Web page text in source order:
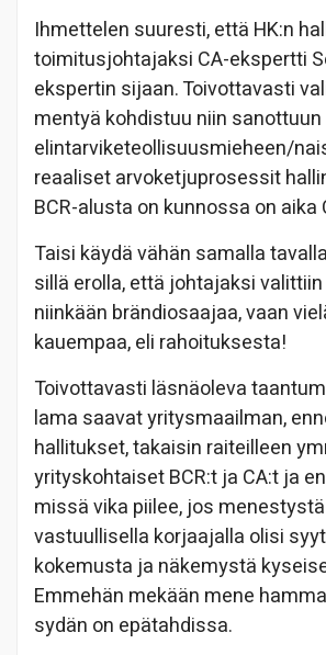
Ihmettelen suuresti, että HK:n
toimitusjohtajaksi CA-ekspertti
ekspertin sijaan. Toivottavasti
mentyä kohdistuu niin sanottuun
elintarviketeollisuusmieheen/
reaaliset arvoketjuprosessit
BCR-alusta on kunnossa on aika
Taisi käydä vähän samalla
sillä erolla, että johtajaksi
niinkään brändiosaajaa, vaan
kauempaa, eli rahoituksesta!
Toivottavasti läsnäoleva
lama saavat yritysmaailman,
hallitukset, takaisin raiteilleen
yrityskohtaiset BCR:t ja CA:t ja
missä vika piilee, jos
vastuullisella korjaajalla olisi
kokemusta ja näkemystä
Emmehän mekään mene
sydän on epätahdissa.